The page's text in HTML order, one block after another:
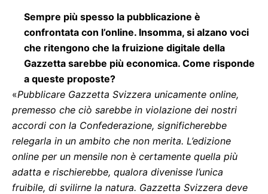
Sempre più spesso la pubblicazione è
confrontata con l’online. Insomma, si alzano voci
che ritengono che la fruizione digitale della
Gazzetta sarebbe più economica. Come risponde
a queste proposte?
«Pubblicare Gazzetta Svizzera unicamente online,
premesso che ciò sarebbe in violazione dei nostri
accordi con la Confederazione, significherebbe
relegarla in un ambito che non merita. L’edizione
online per un mensile non è certamente quella più
adatta e rischierebbe, qualora divenisse l’unica
fruibile, di svilirne la natura. Gazzetta Svizzera deve